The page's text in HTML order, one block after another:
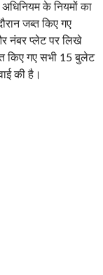
के नियमों का
जब्त किए गए
नंबर प्लेट पर लिखे
किए गए सभी 15 बुलेट
की है।